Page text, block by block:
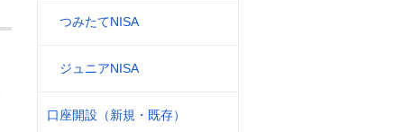
つみたてNISA
ジュニアNISA
口座開設（新規・既存）